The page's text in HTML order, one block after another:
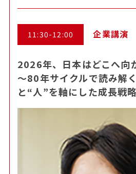
11:30-12:00 企業講演
2026年、日本はどこへ向
～80年サイクルで読み解
と“人”を軸にした成長戦